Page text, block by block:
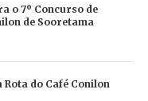
o 7º Concurso de
de Sooretama
do Café Conilon